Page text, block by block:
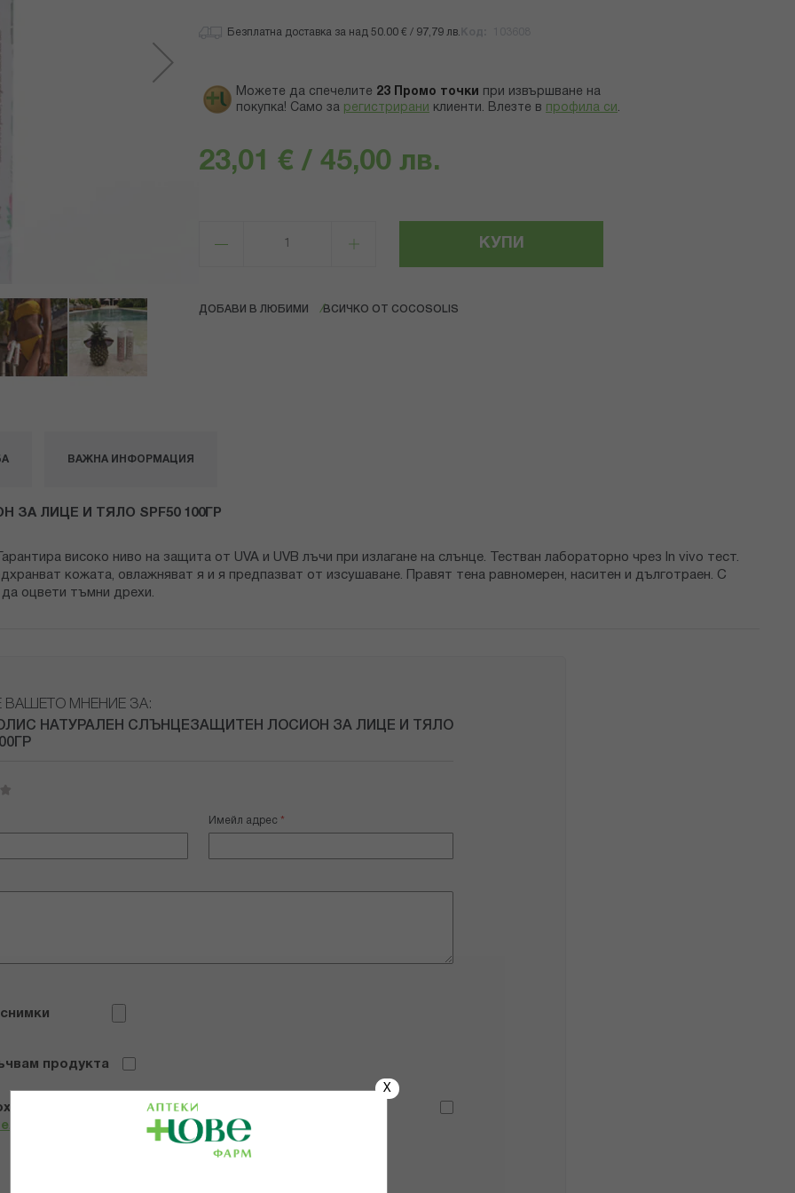
X
Безплатна доставка за над 50.00 € / 97,79 лв.
Можете да спечелите 23 Промо точки
при извършване на
покупка! Само за регистрирани клиенти. Влезте в профила си .
23,01 € / 45,00 лв.
КУПИ
ДОБАВИ В ЛЮБИМИ ВСИЧКО ОТ COCOSOLIS
ЛИЦЕ И ТЯЛО SPF50 100ГР
високо ниво на защита от UVA и UVB лъчи при излагане на слънце. Тестван лабораторно чрез In vivo тест.
кожата, овлажняват я и я предпазват от изсушаване. Правят тена равномерен, наситен и дълготраен. С
оцвети тъмни дрехи.
ВАЖНА ИНФОРМАЦИЯ
ВАШЕТО МНЕНИЕ ЗА:
НАТУРАЛЕН СЛЪНЦЕЗАЩИТЕН ЛОСИОН ЗА ЛИЦЕ И ТЯЛО
Имейл адрес
продукта
и се съгласявам с
Общите условия и политиката за